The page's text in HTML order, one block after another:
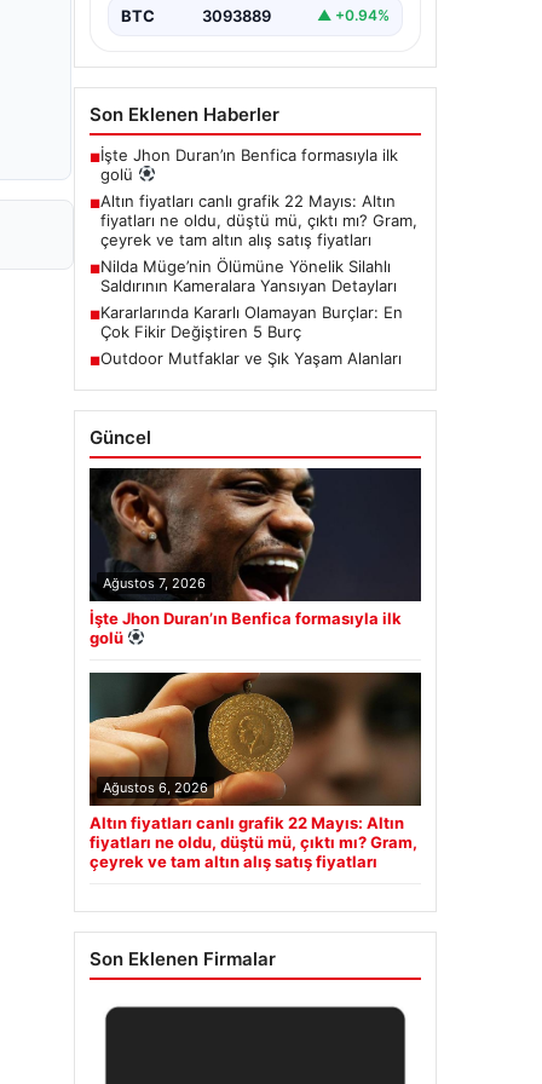
BTC 3093889 ▲ +0.94%
Son Eklenen Haberler
■İşte Jhon Duran’ın Benfica formasıyla ilk
golü
■Altın fiyatları canlı grafik 22 Mayıs: Altın
fiyatları ne oldu, düştü mü, çıktı mı? Gram,
çeyrek ve tam altın alış satış fiyatları
■Nilda Müge’nin Ölümüne Yönelik Silahlı
Saldırının Kameralara Yansıyan Detayları
■Kararlarında Kararlı Olamayan Burçlar: En
Çok Fikir Değiştiren 5 Burç
■Outdoor Mutfaklar ve Şık Yaşam Alanları
Güncel
Ağustos 7, 2026
İşte Jhon Duran’ın Benfica formasıyla ilk
golü
Ağustos 6, 2026
Altın fiyatları canlı grafik 22 Mayıs: Altın
fiyatları ne oldu, düştü mü, çıktı mı? Gram,
çeyrek ve tam altın alış satış fiyatları
Son Eklenen Firmalar